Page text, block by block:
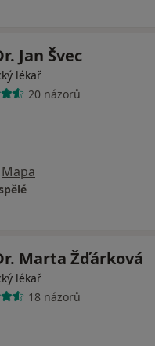
Jan Švec
lékař
20 názorů
Mapa
Marta Žďárková
lékař
18 názorů